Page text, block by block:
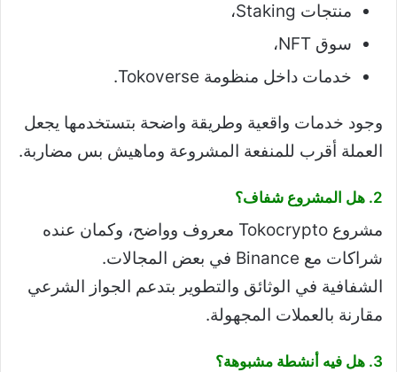
منتجات Staking،
سوق NFT،
خدمات داخل منظومة Tokoverse.
وجود خدمات واقعية وطريقة واضحة بتستخدمها يجعل
العملة أقرب للمنفعة المشروعة وماهيش بس مضاربة.
2. هل المشروع شفاف؟
مشروع Tokocrypto معروف وواضح، وكمان عنده
شراكات مع Binance في بعض المجالات.
الشفافية في الوثائق والتطوير بتدعم الجواز الشرعي
مقارنة بالعملات المجهولة.
3. هل فيه أنشطة مشبوهة؟